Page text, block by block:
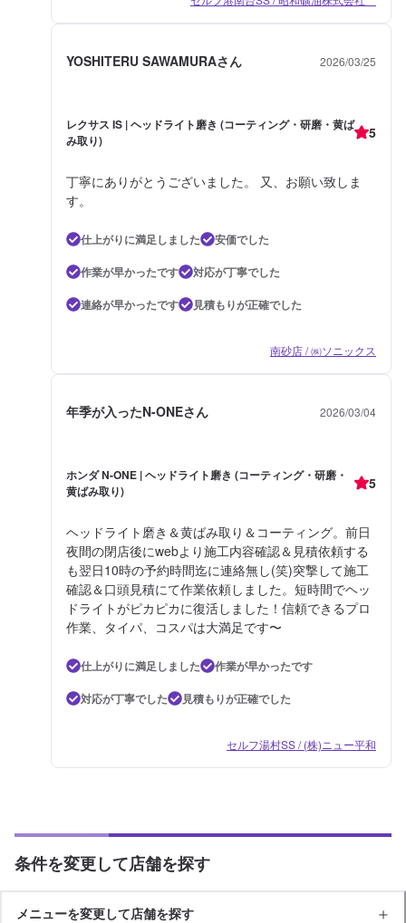
YOSHITERU SAWAMURAさん 2026/03/25
レクサス IS | ヘッドライト磨き (コーティング・研磨・黄ば
み取り)
5
丁寧にありがとうございました。 又、お願い致しま
す。
仕上がりに満足しました
安価でした
作業が早かったです
対応が丁寧でした
連絡が早かったです
見積もりが正確でした
南砂店 / ㈱ソニックス
年季が入ったN-ONEさん 2026/03/04
ホンダ N-ONE | ヘッドライト磨き (コーティング・研磨・
黄ばみ取り)
5
ヘッドライト磨き＆黄ばみ取り＆コーティング。前日
夜間の閉店後にwebより施工内容確認＆見積依頼する
も翌日10時の予約時間迄に連絡無し(笑)突撃して施工
確認＆口頭見積にて作業依頼しました。短時間でヘッ
ドライトがピカピカに復活しました！信頼できるプロ
作業、タイパ、コスパは大満足です〜
仕上がりに満足しました
作業が早かったです
対応が丁寧でした
見積もりが正確でした
セルフ湯村SS / (株)ニュー平和
条件を変更して店舗を探す
メニューを変更して店舗を探す